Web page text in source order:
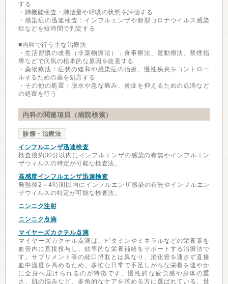
する
・肺機能検査：肺活量や呼吸の状態を評価する
・感染症の迅速検査：インフルエンザや新型コロナウイルス感染
症などを短時間で判定する
■内科で行う主な治療法
・生活習慣の改善（非薬物療法）：食事療法、運動療法、禁煙指
導などで病気の根本的な原因を改善する
・薬物療法：症状の緩和や感染症の治療、慢性疾患をコントロー
ルするための薬を処方する
・その他の処置：脱水や急な痛み、炎症を抑えるための点滴など
の処置を行う
内科の関連項目（病院検索）
診療・治療法
インフルエンザ迅速検査
検査後約30分以内にインフルエンザの感染の有無やインフルエン
ザウィルスの特定が可能な検査法。
高感度インフルエンザ迅速検査
発熱後2～4時間以内にインフルエンザ感染の有無やインフルエン
ザウィルスの特定が可能な検査法。
ニンニク注射
ニンニク点滴
マイヤーズカクテル点滴
マイヤーズカクテル点滴は、ビタミンやミネラルなどの栄養素を
血管内に直接投与し、効率的な栄養補給をサポートする治療法で
す。サプリメント等の経口摂取とは異なり、消化管を通さず直接
血中濃度を高めるため、多忙な日常で不足しがちな栄養を速やか
に全身へ届けられるのが特徴です。慢性的な疲労感や身体の重
さ、肌の悩みなど、多角的なケアを求める方に選ばれている、世